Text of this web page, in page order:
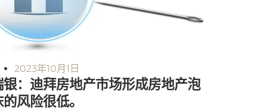
2023年10月1日
银：迪拜房地产市场形成房地产泡
风险很低。